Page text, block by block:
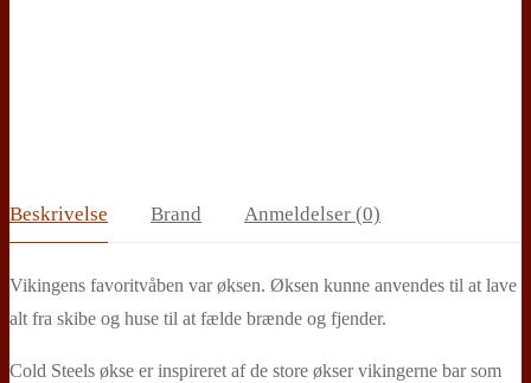
Beskrivelse Brand Anmeldelser (0)
Vikingens favoritvåben var øksen. Øksen kunne anvendes til at lave
alt fra skibe og huse til at fælde brænde og fjender.
Cold Steels økse er inspireret af de store økser vikingerne bar som